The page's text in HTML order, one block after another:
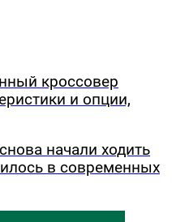
кроссовер
и опции,
начали ходить
в современных